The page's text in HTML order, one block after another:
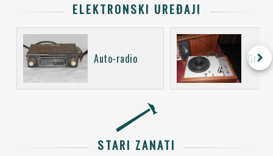
ELEKTRONSKI UREĐAJI
Auto-radio keyboard_arrow_right
STARI ZANATI